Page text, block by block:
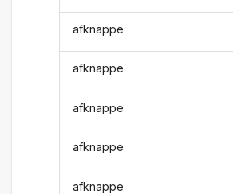
afknappe
afknappe
afknappe
afknappe
afknappe